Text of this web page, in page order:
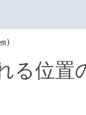
る位置